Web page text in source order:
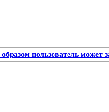
пользователь может